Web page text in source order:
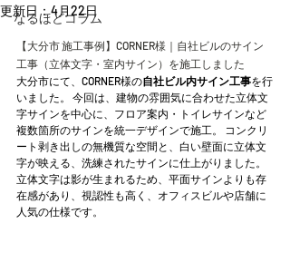
なるほどコラム
更新日：4月22日
【大分市 施工事例】CORNER様｜自社ビルのサイン
工事（立体文字・室内サイン）を施工しました
大分市にて、CORNER様の自社ビル内サイン工事を行
いました。 今回は、建物の雰囲気に合わせた立体文
字サインを中心に、フロア案内・トイレサインなど
複数箇所のサインを統一デザインで施工。 コンクリ
ート剥き出しの無機質な空間と、白い壁面に立体文
字が映える、洗練されたサインに仕上がりました。
立体文字は影が生まれるため、平面サインよりも存
在感があり、視認性も高く、オフィスビルや店舗に
人気の仕様です。